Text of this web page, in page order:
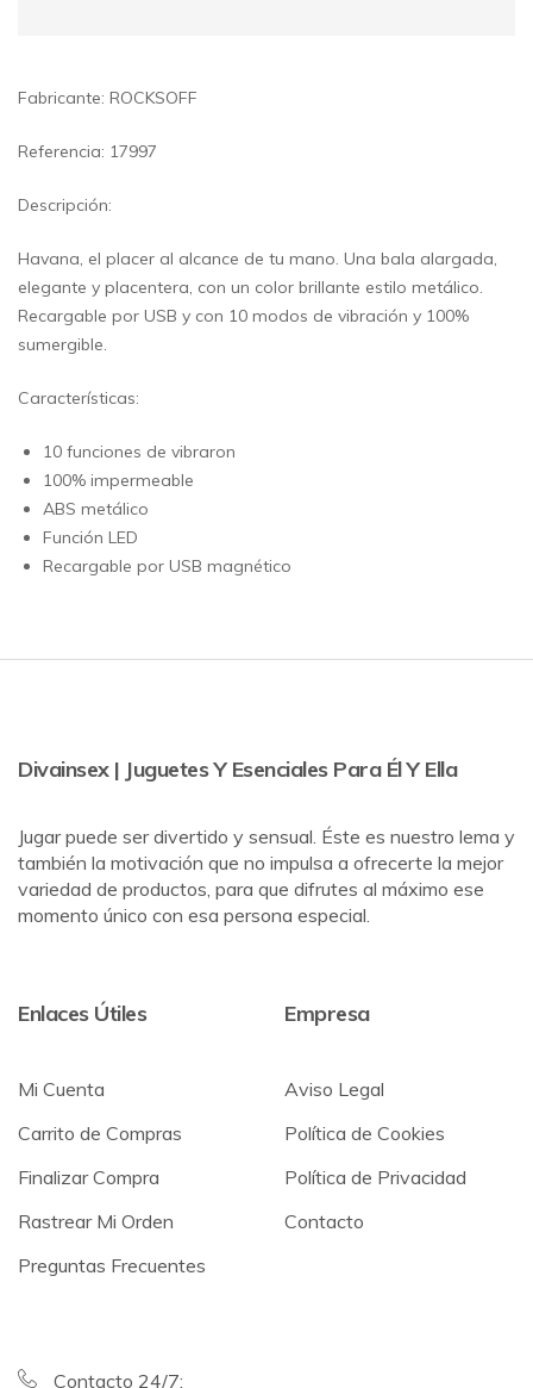
Fabricante: ROCKSOFF
Referencia: 17997
Descripción:
Havana, el placer al alcance de tu mano. Una bala alargada,
elegante y placentera, con un color brillante estilo metálico.
Recargable por USB y con 10 modos de vibración y 100%
sumergible.
Características:
10 funciones de vibraron
100% impermeable
ABS metálico
Función LED
Recargable por USB magnético
Divainsex | Juguetes Y Esenciales Para Él Y Ella
Jugar puede ser divertido y sensual. Éste es nuestro lema y
también la motivación que no impulsa a ofrecerte la mejor
variedad de productos, para que difrutes al máximo ese
momento único con esa persona especial.
Enlaces Útiles
Mi Cuenta
Carrito de Compras
Finalizar Compra
Rastrear Mi Orden
Preguntas Frecuentes
Empresa
Aviso Legal
Política de Cookies
Política de Privacidad
Contacto
Contacto 24/7: